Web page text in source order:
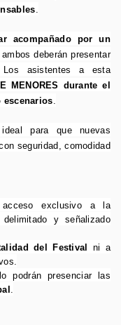
.
acompañado por un
deberán presentar
asistentes a esta
durante el
escenarios.
para que nuevas
seguridad, comodidad
exclusivo a la
y señalizado
del Festival
ni a
podrán presenciar las
.